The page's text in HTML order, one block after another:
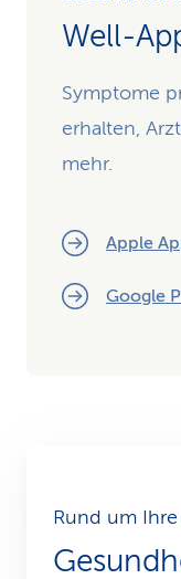
Well-
Symptome
erhalten,
mehr.
Apple
Google
Rund um